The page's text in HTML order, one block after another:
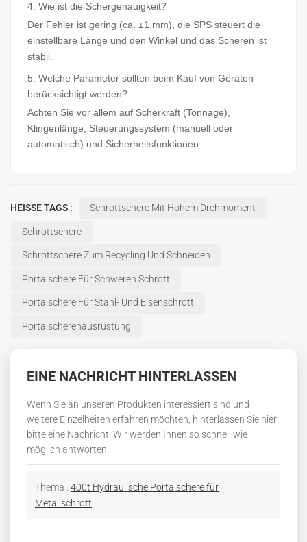
4. Wie ist die Schergenauigkeit?
Der Fehler ist gering (ca. ±1 mm), die SPS steuert die
einstellbare Länge und den Winkel und das Scheren ist
stabil.
5. Welche Parameter sollten beim Kauf von Geräten
berücksichtigt werden?
Achten Sie vor allem auf Scherkraft (Tonnage),
Klingenlänge, Steuerungssystem (manuell oder
automatisch) und Sicherheitsfunktionen.
HEISSE TAGS : Schrottschere Mit Hohem Drehmoment
Schrottschere
Schrottschere Zum Recycling Und Schneiden
Portalschere Für Schweren Schrott
Portalschere Für Stahl- Und Eisenschrott
Portalscherenausrüstung
EINE NACHRICHT HINTERLASSEN
Wenn Sie an unseren Produkten interessiert sind und
weitere Einzelheiten erfahren möchten, hinterlassen Sie hier
bitte eine Nachricht. Wir werden Ihnen so schnell wie
möglich antworten.
Thema : 400t Hydraulische Portalschere für
Metallschrott